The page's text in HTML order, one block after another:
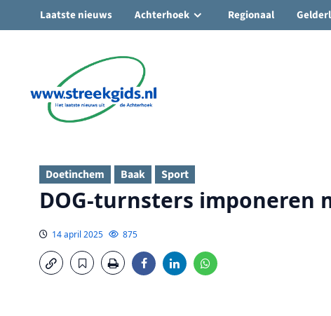
Ga
inhoud
Laatste nieuws Achterhoek Regionaal
Doetinchem Baak Sport
DOG-turnsters imponeren
14 april 2025 875